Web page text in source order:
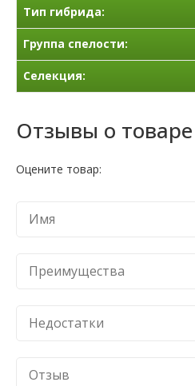
Тип гибрида:
Группа спелости:
Селекция:
Отзывы о товаре
Оцените товар: